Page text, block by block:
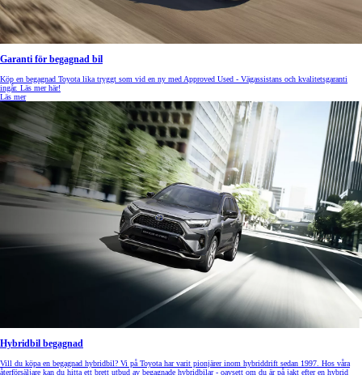
Garanti för begagnad bil
Köp en begagnad Toyota lika tryggt som vid en ny med Approved Used - Vägassistans och kvalitetsgaranti
ingår. Läs mer här!
Läs mer
Hybridbil begagnad
Vill du köpa en begagnad hybridbil? Vi på Toyota har varit pionjärer inom hybriddrift sedan 1997. Hos våra
återförsäljare kan du hitta ett brett utbud av begagnade hybridbilar - oavsett om du är på jakt efter en hybrid